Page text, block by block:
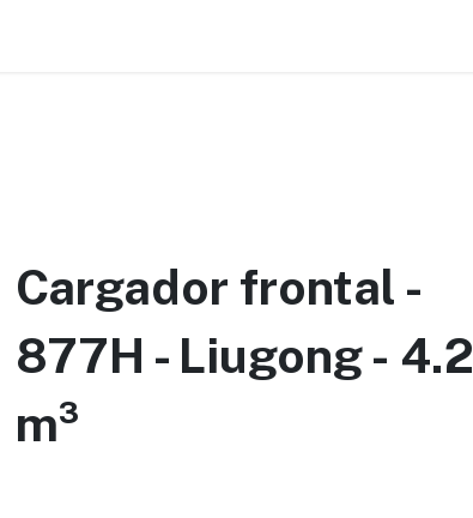
Cargador frontal -
877H - Liugong - 4.2
m³